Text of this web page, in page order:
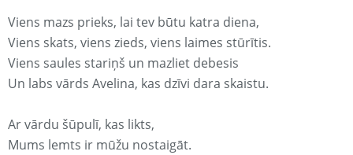
Viens mazs prieks, lai tev būtu katra diena,
Viens skats, viens zieds, viens laimes stūrītis.
Viens saules stariņš un mazliet debesis
Un labs vārds Avelina, kas dzīvi dara skaistu.
Ar vārdu šūpulī, kas likts,
Mums lemts ir mūžu nostaigāt.